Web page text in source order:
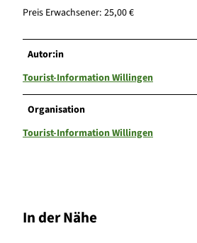
Preis Erwachsener: 25,00 €
Autor:in
Tourist-Information Willingen
Organisation
Tourist-Information Willingen
In der Nähe